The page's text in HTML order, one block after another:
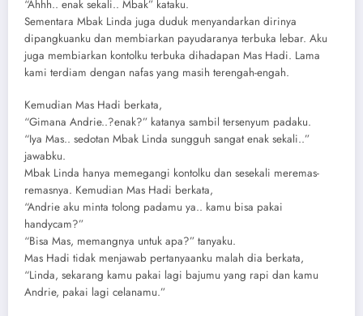
“Ahhh.. enak sekali.. Mbak” kataku.
Sementara Mbak Linda juga duduk menyandarkan dirinya
dipangkuanku dan membiarkan payudaranya terbuka lebar. Aku
juga membiarkan kontolku terbuka dihadapan Mas Hadi. Lama
kami terdiam dengan nafas yang masih terengah-engah.
Kemudian Mas Hadi berkata,
“Gimana Andrie..?enak?” katanya sambil tersenyum padaku.
“Iya Mas.. sedotan Mbak Linda sungguh sangat enak sekali..”
jawabku.
Mbak Linda hanya memegangi kontolku dan sesekali meremas-
remasnya. Kemudian Mas Hadi berkata,
“Andrie aku minta tolong padamu ya.. kamu bisa pakai
handycam?”
“Bisa Mas, memangnya untuk apa?” tanyaku.
Mas Hadi tidak menjawab pertanyaanku malah dia berkata,
“Linda, sekarang kamu pakai lagi bajumu yang rapi dan kamu
Andrie, pakai lagi celanamu.”